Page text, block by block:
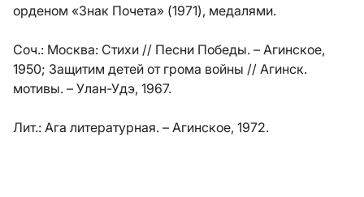
орденом «Знак Почета» (1971), медалями.
Соч.: Москва: Стихи // Песни Победы. – Агинское,
1950; Защитим детей от грома войны // Агинск.
мотивы. – Улан-Удэ, 1967.
Лит.: Ага литературная. – Агинское, 1972.